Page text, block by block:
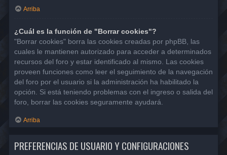
Arriba
¿Cuál es la función de "Borrar cookies"?
"Borrar cookies" borra las cookies creadas por phpBB, las
cuales le mantienen autorizado para acceder a determinados
recursos del foro y estar identificado al mismo. Las cookies
proveen funciones como leer el seguimiento de la navegación
del foro por el usuario si la administración ha habilitado la
opción. Si está teniendo problemas con el ingreso o salida del
foro, borrar las cookies seguramente ayudará.
Arriba
PREFERENCIAS DE USUARIO Y CONFIGURACIONES